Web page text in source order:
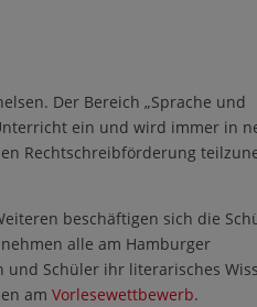
Der Bereich „Sprache und
ein und wird immer in
Rechtschreibförderung
beschäftigen sich die Sch
alle am Hamburger
und Schüler ihr literarisches
am Vorlesewettbewerb.